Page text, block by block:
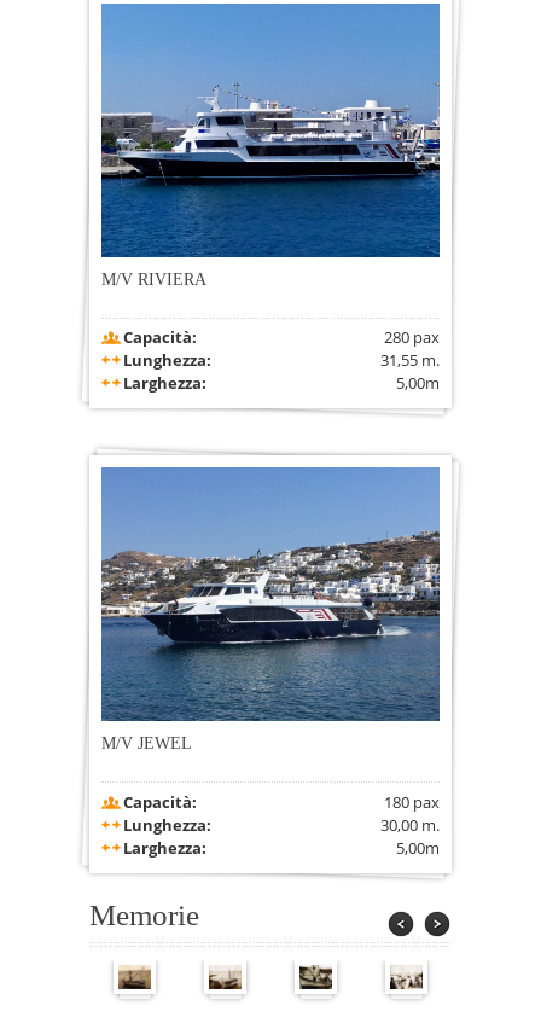
M/V RIVIERA
Capacità:
280 pax
Lunghezza:
31,55 m.
Larghezza:
5,00m
M/V JEWEL
Capacità:
180 pax
Lunghezza:
30,00 m.
Larghezza:
5,00m
Memorie